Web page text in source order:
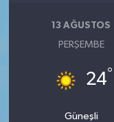
13 AĞUSTOS
PERŞEMBE
24°
Güneşli